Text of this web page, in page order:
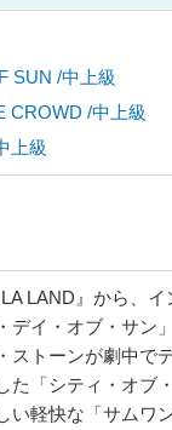
SUN /中上級
CROWD /中上級
上級
LAND』から、
デイ・オブ・サン
ストーンが劇中で
た「シティ・オブ
い軽快な「サムワ